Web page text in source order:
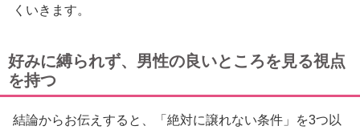
くいきます。
好みに縛られず、男性の良いところを見る視点
を持つ
結論からお伝えすると、「絶対に譲れない条件」を3つ以